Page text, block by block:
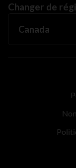
Changer de